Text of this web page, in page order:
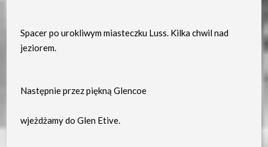
Spacer po urokliwym miasteczku Luss. Kilka chwil nad
jeziorem.
Następnie przez piękną Glencoe
wjeżdżamy do Glen Etive.